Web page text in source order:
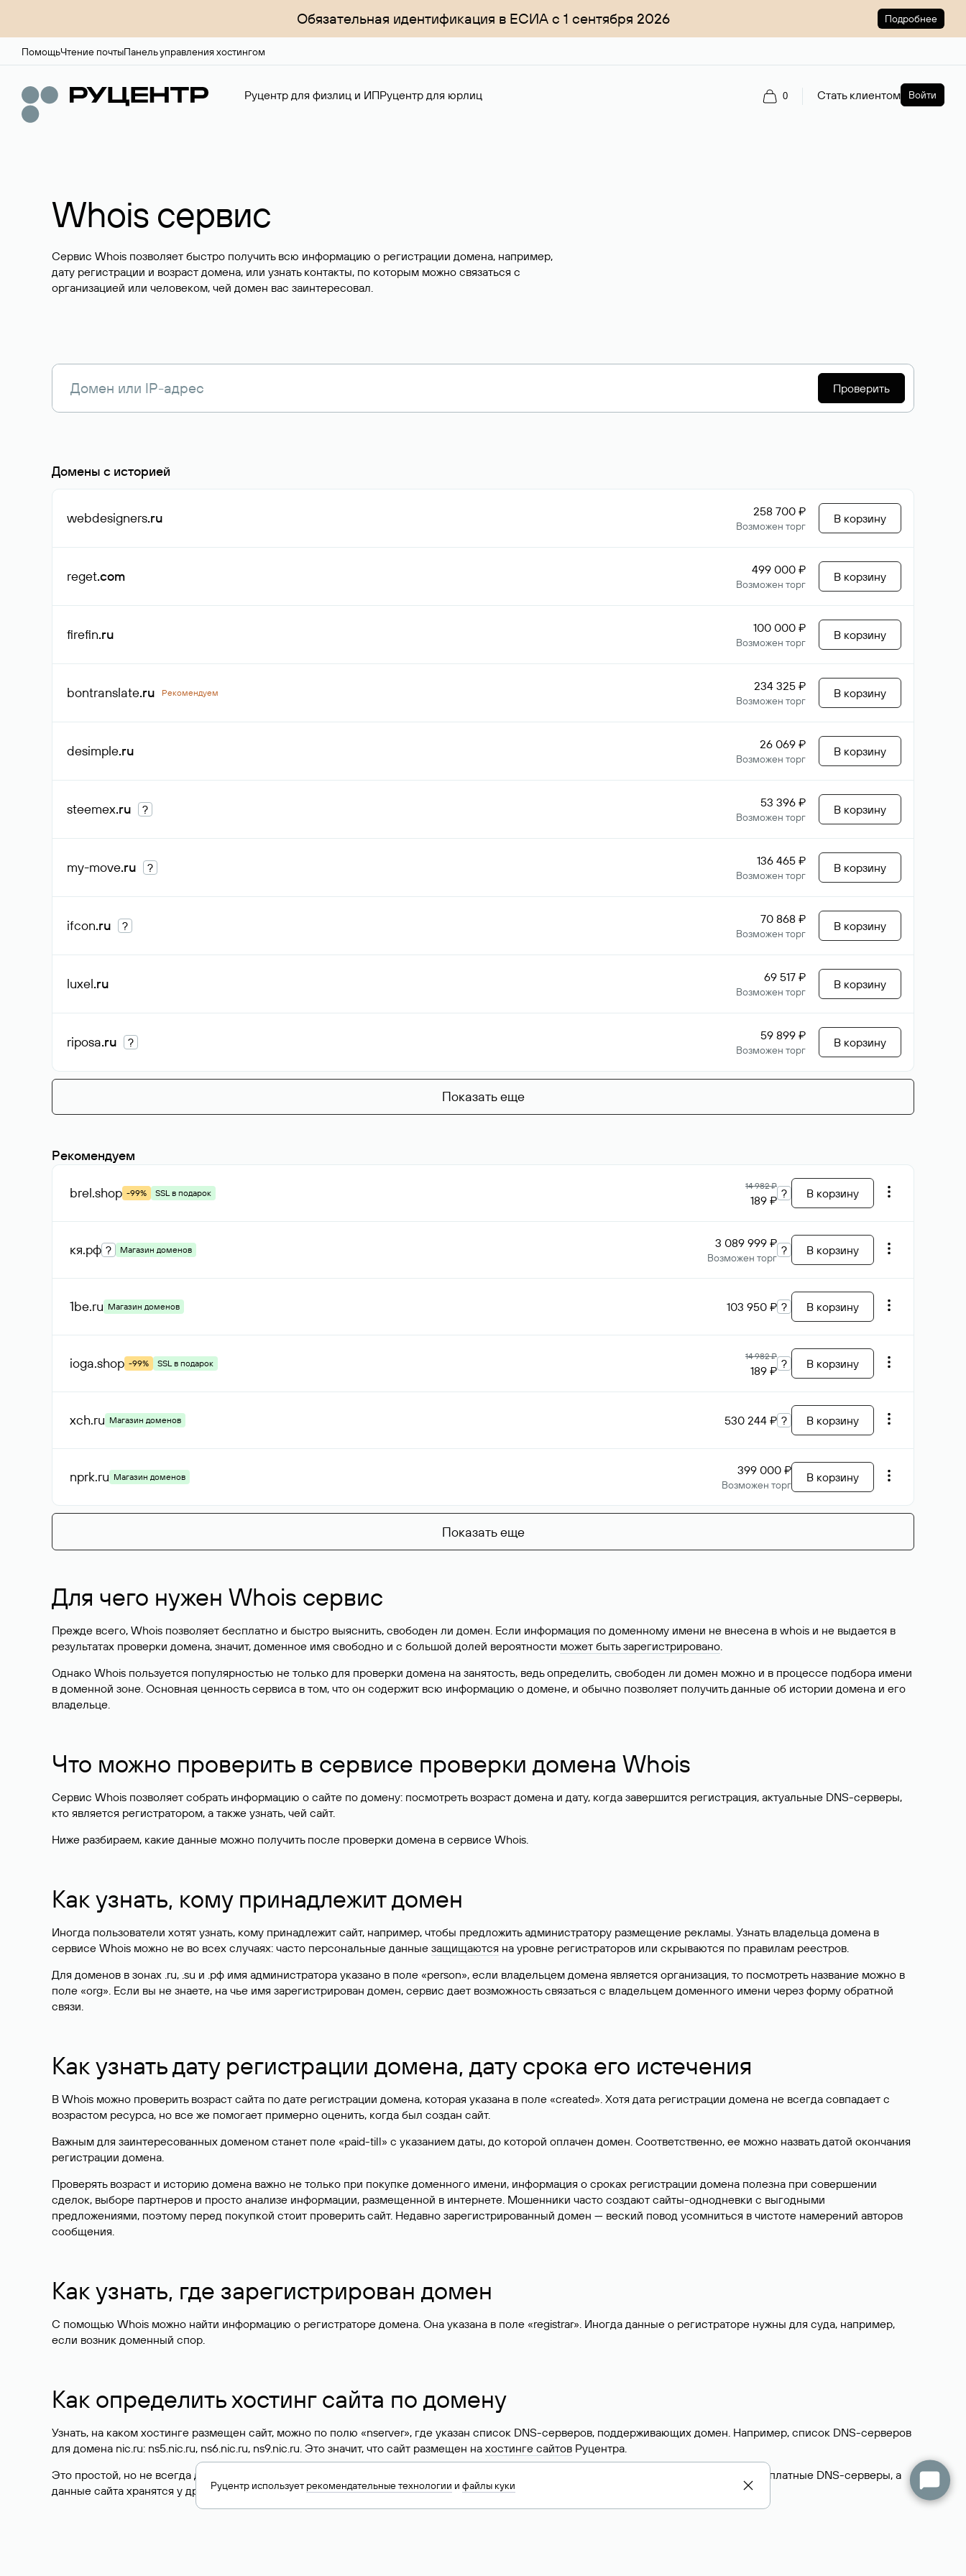
Обязательная идентификация в ЕСИА с 1 сентября 2026 Подробнее
ПомощьЧтение почтыПанель управления хостингом
Руцентр для физлиц и ИПРуцентр для юрлиц 0 Стать клиентом Войти
Whois сервис
Сервис Whois позволяет быстро получить всю информацию о регистрации домена, например,
дату регистрации и возраст домена, или узнать контакты, по которым можно связаться с
организацией или человеком, чей домен вас заинтересовал.
Проверить
Домены с историей
webdesigners.ru 258 700 ₽
Возможен торг
В корзину
reget.com 499 000 ₽
Возможен торг
В корзину
firefin.ru 100 000 ₽
Возможен торг
В корзину
bontranslate.ru Рекомендуем 234 325 ₽
Возможен торг
В корзину
desimple.ru 26 069 ₽
Возможен торг
В корзину
steemex.ru ? 53 396 ₽
Возможен торг
В корзину
my-move.ru ? 136 465 ₽
Возможен торг
В корзину
ifcon.ru ? 70 868 ₽
Возможен торг
В корзину
luxel.ru 69 517 ₽
Возможен торг
В корзину
riposa.ru ? 59 899 ₽
Возможен торг
В корзину
Показать еще
Рекомендуем
brel.shop -99% SSL в подарок
14 982 ₽
189 ₽ ? В корзину
кя.рф ? Магазин доменов 3 089 999 ₽
Возможен торг
? В корзину
1be.ru Магазин доменов 103 950 ₽ ? В корзину
ioga.shop -99% SSL в подарок
14 982 ₽
189 ₽ ? В корзину
xch.ru Магазин доменов 530 244 ₽ ? В корзину
nprk.ru Магазин доменов 399 000 ₽
Возможен торг
В корзину
Показать еще
Для чего нужен Whois сервис
Прежде всего, Whois позволяет бесплатно и быстро выяснить, свободен ли домен. Если информация по доменному имени не внесена в whois и не выдается в
результатах проверки домена, значит, доменное имя свободно и с большой долей вероятности может быть зарегистрировано.
Однако Whois пользуется популярностью не только для проверки домена на занятость, ведь определить, свободен ли домен можно и в процессе подбора имени
в доменной зоне. Основная ценность сервиса в том, что он содержит всю информацию о домене, и обычно позволяет получить данные об истории домена и его
владельце.
Что можно проверить в сервисе проверки домена Whois
Сервис Whois позволяет собрать информацию о сайте по домену: посмотреть возраст домена и дату, когда завершится регистрация, актуальные DNS-серверы,
кто является регистратором, а также узнать, чей сайт.
Ниже разбираем, какие данные можно получить после проверки домена в сервисе Whois.
Как узнать, кому принадлежит домен
Иногда пользователи хотят узнать, кому принадлежит сайт, например, чтобы предложить администратору размещение рекламы. Узнать владельца домена в
сервисе Whois можно не во всех случаях: часто персональные данные защищаются на уровне регистраторов или скрываются по правилам реестров.
Для доменов в зонах .ru, .su и .рф имя администратора указано в поле «person», если владельцем домена является организация, то посмотреть название можно в
поле «org». Если вы не знаете, на чье имя зарегистрирован домен, сервис дает возможность связаться с владельцем доменного имени через форму обратной
связи.
Как узнать дату регистрации домена, дату срока его истечения
В Whois можно проверить возраст сайта по дате регистрации домена, которая указана в поле «created». Хотя дата регистрации домена не всегда совпадает с
возрастом ресурса, но все же помогает примерно оценить, когда был создан сайт.
Важным для заинтересованных доменом станет поле «paid-till» с указанием даты, до которой оплачен домен. Соответственно, ее можно назвать датой окончания
регистрации домена.
Проверять возраст и историю домена важно не только при покупке доменного имени, информация о сроках регистрации домена полезна при совершении
сделок, выборе партнеров и просто анализе информации, размещенной в интернете. Мошенники часто создают сайты-однодневки с выгодными
предложениями, поэтому перед покупкой стоит проверить сайт. Недавно зарегистрированный домен — веский повод усомниться в чистоте намерений авторов
сообщения.
Как узнать, где зарегистрирован домен
С помощью Whois можно найти информацию о регистраторе домена. Она указана в поле «registrar». Иногда данные о регистраторе нужны для суда, например,
если возник доменный спор.
Как определить хостинг сайта по домену
Узнать, на каком хостинге размещен сайт, можно по полю «nserver», где указан список DNS-серверов, поддерживающих домен. Например, список DNS-серверов
для домена nic.ru: ns5.nic.ru, ns6.nic.ru, ns9.nic.ru. Это значит, что сайт размещен на хостинге сайтов Руцентра.
Это простой, но не всегда достоверный способ узнать хостинг-провайдера сайта. Иногда владельцы сайтов делегируют домен на бесплатные DNS-серверы, а
данные сайта хранятся у другого хостинг-провайдера.
Руцентр использует рекомендательные технологии и файлы куки